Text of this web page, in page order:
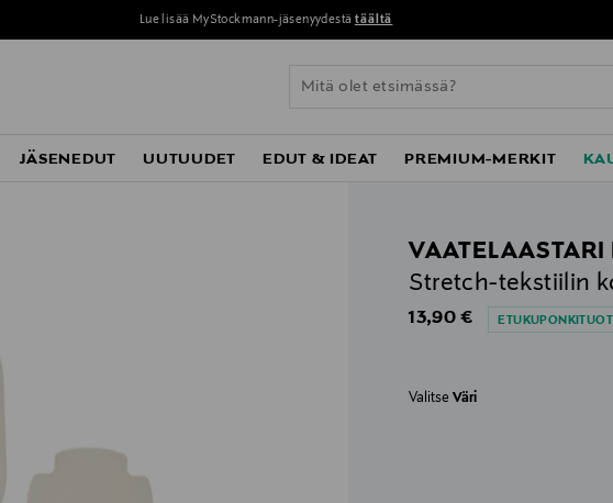
Lue lisää MyStockmann-jäsenyydestä täältä
JÄSENEDUT UUTUUDET EDUT & IDEAT PREMIUM-MERKIT
VAATELAASTARI
Stretch-tekstiilin
Original Price
13,90 €
ValitseVäri